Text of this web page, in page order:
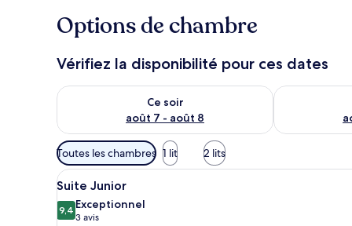
Options de chambre
Vérifiez la disponibilité pour ces dates
Ce soir
août 7 - août 8
Vérifier la disponibilité pour ce soir août 7 - août 8
Vérifier la
Filtres
disponibles
pour
les
chambres
Toutes les chambres 1 lit 2 lits
Afficher
toutes
les
Une chambre d’hôtel avec
6
Suite Junior
9,49,4 sur 10
Exceptionnel
3 avis
(3 avis)